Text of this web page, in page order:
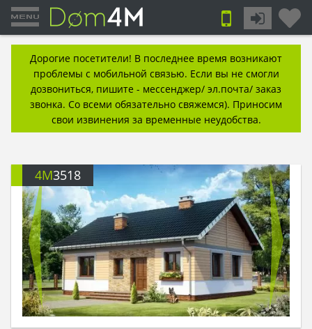
Дорогие посетители! В последнее время возникают
проблемы с мобильной связью. Если вы не смогли
дозвониться, пишите - мессенджер/ эл.почта/ заказ
звонка. Со всеми обязательно свяжемся). Приносим
свои извинения за временные неудобства.
4M3518